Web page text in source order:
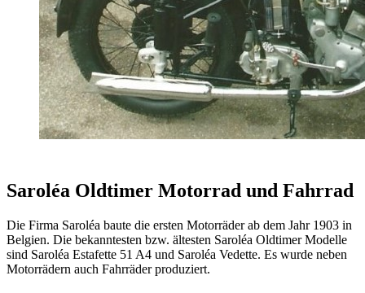
Saroléa Oldtimer Motorrad und Fahrrad
Die Firma Saroléa baute die ersten Motorräder ab dem Jahr 1903 in
Belgien. Die bekanntesten bzw. ältesten Saroléa Oldtimer Modelle
sind Saroléa Estafette 51 A4 und Saroléa Vedette. Es wurde neben
Motorrädern auch Fahrräder produziert.